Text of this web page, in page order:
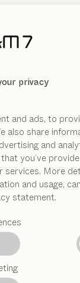
privacy
and ads, to
also share
and
you’ve
More
and usage,
statement.
von TEAM 7